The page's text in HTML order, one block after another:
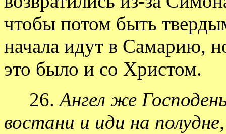
чтобы потом быть
начала идут в Самарию,
это было и со Христом.
26.Ангел же
востани и иди на